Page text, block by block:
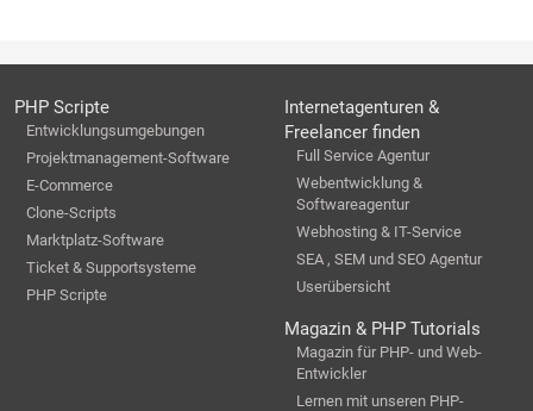
PHP Scripte
Entwicklungsumgebungen
Projektmanagement-Software
E-Commerce
Clone-Scripts
Marktplatz-Software
Ticket & Supportsysteme
PHP Scripte
Internetagenturen &
Freelancer finden
Full Service Agentur
Webentwicklung &
Softwareagentur
Webhosting & IT-Service
SEA , SEM und SEO Agentur
Userübersicht
Magazin & PHP Tutorials
Magazin für PHP- und Web-
Entwickler
Lernen mit unseren PHP-